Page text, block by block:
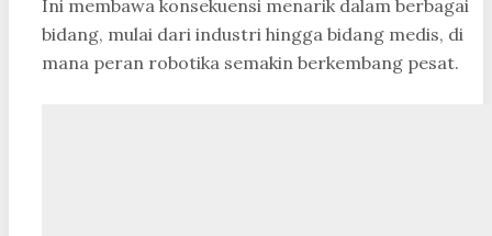
Ini membawa konsekuensi menarik dalam berbagai
bidang, mulai dari industri hingga bidang medis, di
mana peran robotika semakin berkembang pesat.